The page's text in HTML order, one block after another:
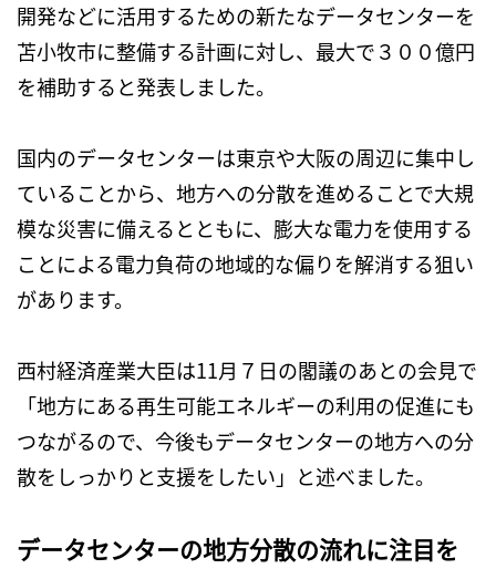
開発などに活用するための新たなデータセンターを
苫小牧市に整備する計画に対し、最大で３００億円
を補助すると発表しました。
国内のデータセンターは東京や大阪の周辺に集中し
ていることから、地方への分散を進めることで大規
模な災害に備えるとともに、膨大な電力を使用する
ことによる電力負荷の地域的な偏りを解消する狙い
があります。
西村経済産業大臣は11月７日の閣議のあとの会見で
「地方にある再生可能エネルギーの利用の促進にも
つながるので、今後もデータセンターの地方への分
散をしっかりと支援をしたい」と述べました。
データセンターの地方分散の流れに注目を